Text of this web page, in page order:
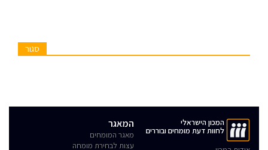
סגור
המכון הישראלי
לחוות דעת מומחים ובוררים
המאגר
מאגר המומחים
עצות לבחירת מומחה